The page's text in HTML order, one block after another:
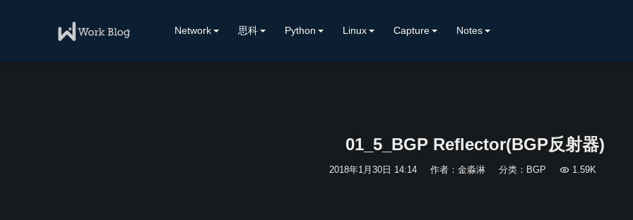
Network 思科 Python Linux Capture Notes
01_5_BGP Reflector(BGP反射器)
2018年1月30日 14:14 作者：金淼淋 分类： BGP  1.59K